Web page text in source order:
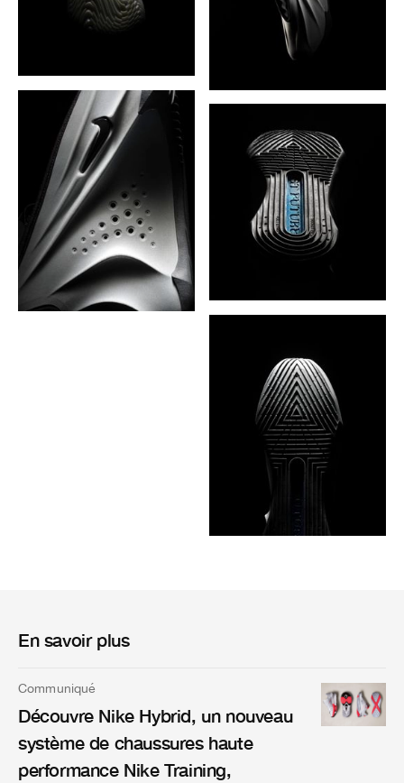
En savoir plus
Communiqué
Découvre Nike Hybrid, un nouveau
système de chaussures haute
performance Nike Training,